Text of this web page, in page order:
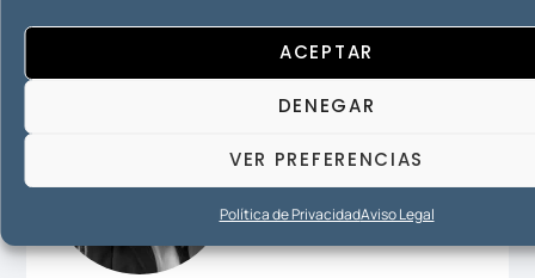
ACEPTAR
DENEGAR
VER PREFERENCIAS
Política de PrivacidadAviso Legal